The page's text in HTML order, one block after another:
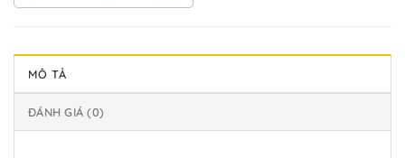
MÔ TẢ
ĐÁNH GIÁ (0)